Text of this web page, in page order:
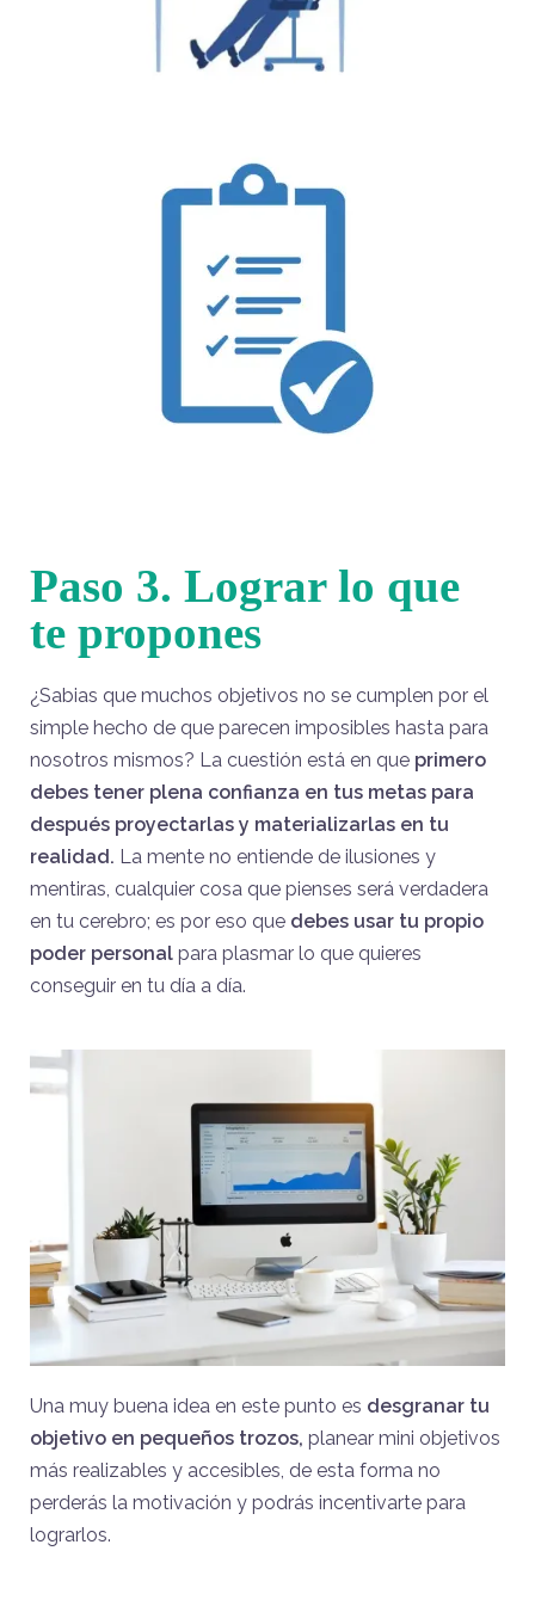
Paso 3. Lograr lo que
te propones
¿Sabias que muchos objetivos no se cumplen por el
simple hecho de que parecen imposibles hasta para
nosotros mismos? La cuestión está en que primero
debes tener plena confianza en tus metas para
después proyectarlas y materializarlas en tu
realidad. La mente no entiende de ilusiones y
mentiras, cualquier cosa que pienses será verdadera
en tu cerebro; es por eso que debes usar tu propio
poder personal para plasmar lo que quieres
conseguir en tu día a día.
Una muy buena idea en este punto es desgranar tu
objetivo en pequeños trozos, planear mini objetivos
más realizables y accesibles, de esta forma no
perderás la motivación y podrás incentivarte para
lograrlos.